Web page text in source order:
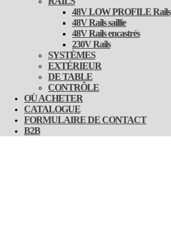
48V LOW PROFILE Rails
48V Rails saillie
48V Rails encastrés
230V Rails
SYSTÈMES
EXTÉRIEUR
DE TABLE
CONTRÔLE
OÙ ACHETER
CATALOGUE
FORMULAIRE DE CONTACT
B2B